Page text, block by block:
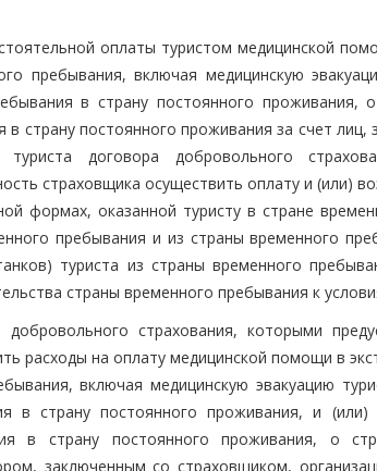
оплаты туристом медицинской
пребывания, включая медицинскую
в страну постоянного проживания,
в страну постоянного проживания за счет
договора добровольного
страховщика осуществить оплату и (или)
формах, оказанной туристу в стране
пребывания и из страны временного
туриста из страны временного
страны временного пребывания к
страхования, которыми
расходы на оплату медицинской помощи в
включая медицинскую эвакуацию
в страну постоянного проживания, и
в страну постоянного проживания, о
заключенным со страховщиком,